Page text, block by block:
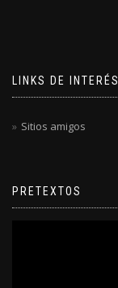
LINKS DE INTERÉS
Sitios amigos
PRETEXTOS